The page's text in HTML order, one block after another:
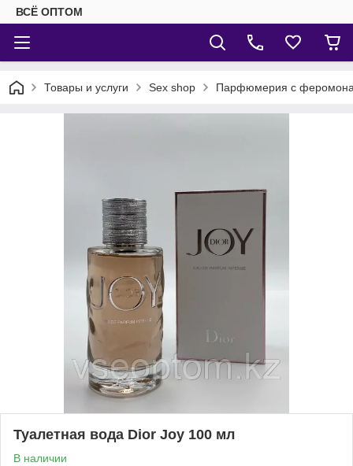
ВСЁ ОПТОМ
Товары и услуги Sex shop Парфюмерия с
Туалетная вода Dior Joy 100 мл
В наличии